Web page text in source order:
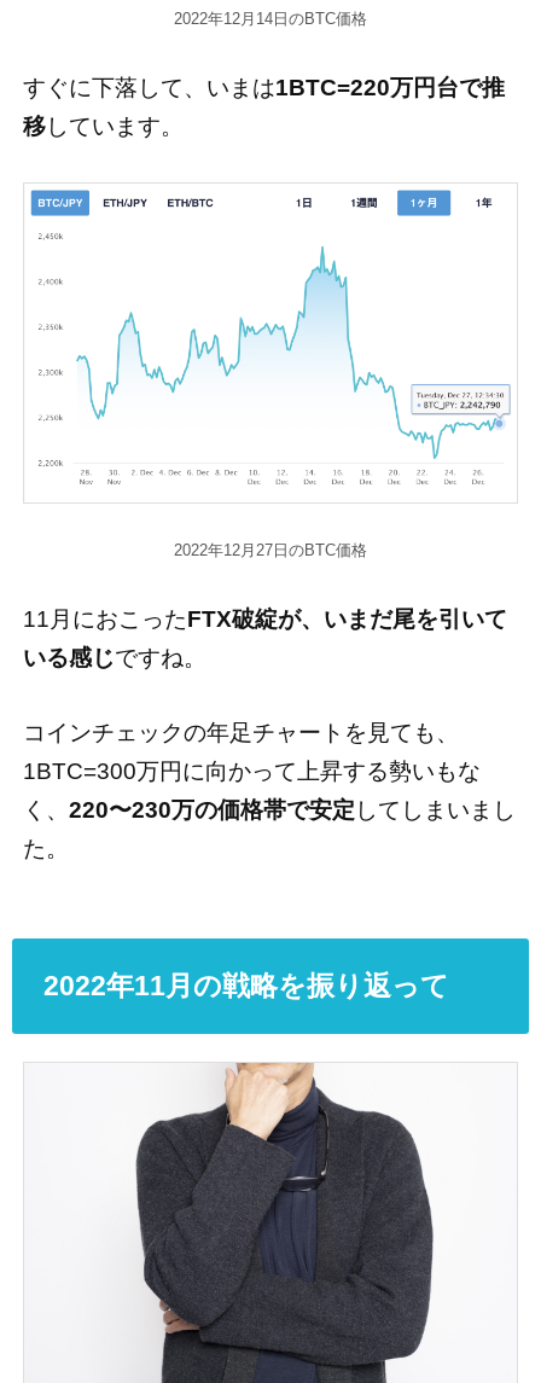
2022年12月14日のBTC価格
すぐに下落して、いまは1BTC=220万円台で推
移しています。
2022年12月27日のBTC価格
11月におこったFTX破綻が、いまだ尾を引いて
いる感じですね。
コインチェックの年足チャートを見ても、
1BTC=300万円に向かって上昇する勢いもな
く、 220〜230万の価格帯で安定 してしまいまし
た。
2022年11月の戦略を振り返って